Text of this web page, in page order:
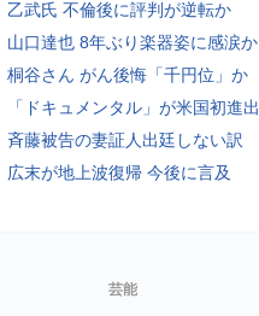
乙武氏 不倫後に評判が逆転か
山口達也 8年ぶり楽器姿に感涙か
桐谷さん がん後悔「千円位」か
「ドキュメンタル」が米国初進出
斉藤被告の妻証人出廷しない訳
広末が地上波復帰 今後に言及
芸能